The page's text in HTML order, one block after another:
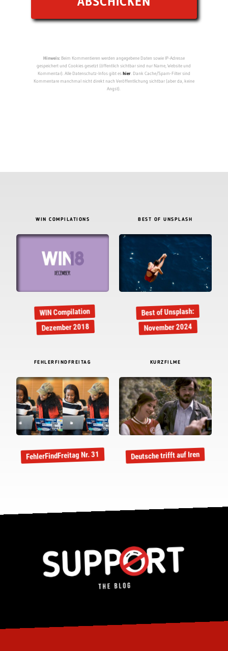
Hinweis:Beim Kommentieren werden angegebene Daten sowie IP-Adresse
gespeichert und Cookies gesetzt (öffentlich sichtbar sind nur Name, Website und
Kommentar). Alle Datenschutz-Infos gibt eshier. Dank Cache/Spam-Filter sind
Kommentare manchmal nicht direkt nach Veröffentlichung sichtbar (aber da, keine
Angst).
WIN COMPILATIONS
WIN Compilation
Dezember 2018
BEST OF UNSPLASH
Best of Unsplash:
November 2024
FEHLERFINDFREITAG
FehlerFindFreitag Nr. 31
KURZFILME
Deutsche trifft auf Iren